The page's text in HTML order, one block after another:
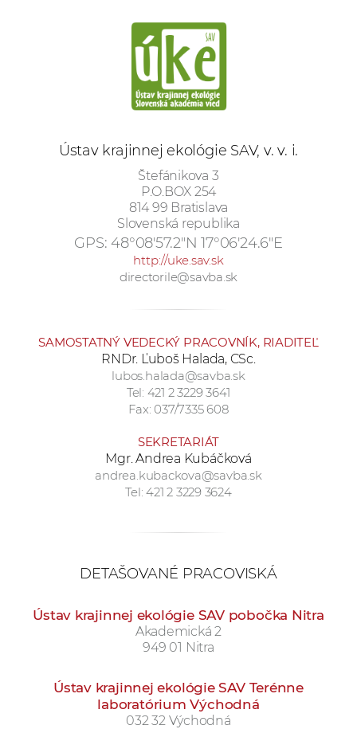
a
A
Ústav krajinnej ekológie SAV, v. v. i.
Štefánikova 3
P.O.BOX 254
814 99 Bratislava
Slovenská republika
GPS:48°08'57.2"N 17°06'24.6"E
http://uke.sav.sk
directorile@savba.sk
SAMOSTATNÝ VEDECKÝ PRACOVNÍK, RIADITEĽ
RNDr. Ľuboš Halada, CSc.
lubos.halada@savba.sk
Tel: 421 2 3229 3641
Fax: 037/7335 608
SEKRETARIÁT
Mgr. Andrea Kubáčková
andrea.kubackova@savba.sk
Tel: 421 2 3229 3624
DETAŠOVANÉ PRACOVISKÁ
Ústav krajinnej ekológie SAV pobočka Nitra
Akademická 2
949 01 Nitra
Ústav krajinnej ekológie SAV Terénne
laboratórium Východná
032 32 Východná